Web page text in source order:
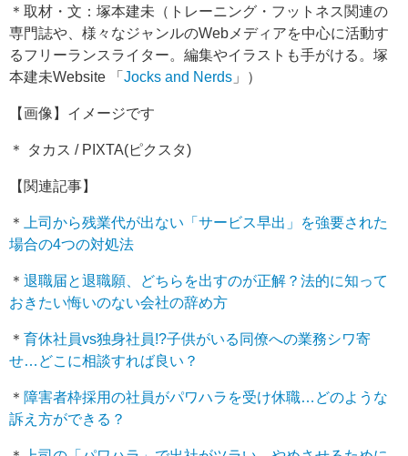
＊取材・文：塚本建未（トレーニング・フットネス関連の
専門誌や、様々なジャンルのWebメディアを中心に活動す
るフリーランスライター。編集やイラストも手がける。塚
本建未Website 「 Jocks and Nerds 」）
【画像】イメージです
＊ タカス / PIXTA(ピクスタ)
【関連記事】
＊
上司から残業代が出ない「サービス早出」を強要された
場合の4つの対処法
＊ 退職届と退職願、どちらを出すのが正解？法的に知って
おきたい悔いのない会社の辞め方
＊ 育休社員vs独身社員!?子供がいる同僚への業務シワ寄
せ…どこに相談すれば良い？
＊ 障害者枠採用の社員がパワハラを受け休職…どのような
訴え方ができる？